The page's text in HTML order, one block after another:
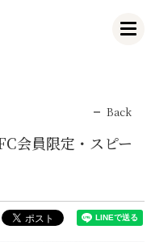
Back
会員限定・スピー